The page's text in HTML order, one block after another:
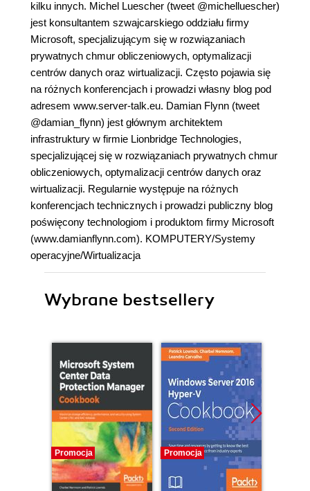
kilku innych. Michel Luescher (tweet @michelluescher)
jest konsultantem szwajcarskiego oddziału firmy
Microsoft, specjalizującym się w rozwiązaniach
prywatnych chmur obliczeniowych, optymalizacji
centrów danych oraz wirtualizacji. Często pojawia się
na różnych konferencjach i prowadzi własny blog pod
adresem www.server-talk.eu. Damian Flynn (tweet
@damian_flynn) jest głównym architektem
infrastruktury w firmie Lionbridge Technologies,
specjalizującej się w rozwiązaniach prywatnych chmur
obliczeniowych, optymalizacji centrów danych oraz
wirtualizacji. Regularnie występuje na różnych
konferencjach technicznych i prowadzi publiczny blog
poświęcony technologiom i produktom firmy Microsoft
(www.damianflynn.com). KOMPUTERY/Systemy
operacyjne/Wirtualizacja
Wybrane bestsellery
Promocja Promocja